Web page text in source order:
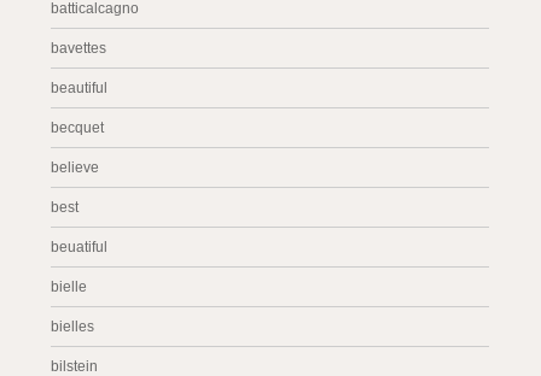
batticalcagno
bavettes
beautiful
becquet
believe
best
beuatiful
bielle
bielles
bilstein